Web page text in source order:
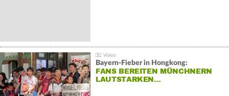
Bayern-Fieber in Hongkong:
FANS BEREITEN MÜNCHNERN
LAUTSTARKEN…